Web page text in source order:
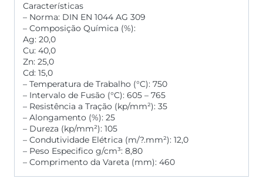
Características
– Norma: DIN EN 1044 AG 309
– Composição Química (%):
Ag: 20,0
Cu: 40,0
Zn: 25,0
Cd: 15,0
– Temperatura de Trabalho (°C): 750
– Intervalo de Fusão (°C): 605 – 765
– Resistência a Tração (kp/mm²): 35
– Alongamento (%): 25
– Dureza (kp/mm²): 105
– Condutividade Elétrica (m/?.mm²): 12,0
– Peso Especifico g/cm³: 8,80
– Comprimento da Vareta (mm): 460